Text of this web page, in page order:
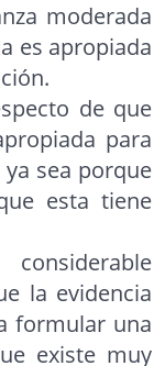
moderada
es apropiada
de que
para
sea porque
esta tiene
la evidencia
formular una
existe muy